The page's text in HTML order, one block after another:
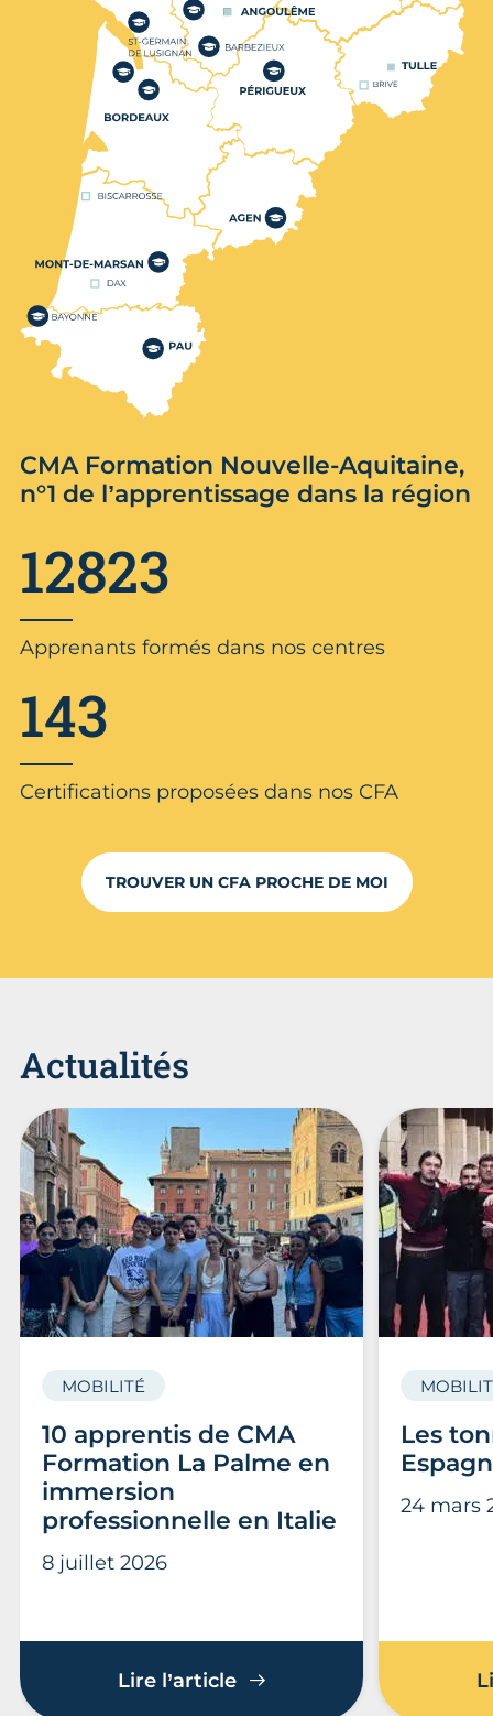
CMA Formation Nouvelle-Aquitaine,
n°1 de l’apprentissage dans la région
12823
Apprenants formés dans nos centres
143
Certifications proposées dans nos CFA
TROUVER UN CFA PROCHE DE MOI
Actualités
10 apprentis de CMA
Formation La Palme en
immersion
professionnelle en Italie
MOBILITÉ
8 juillet 2026
Lire l’article10 apprentis de CMA
Les
24 mars